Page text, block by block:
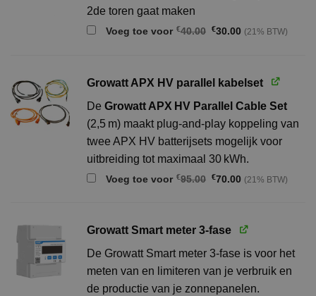
2de toren gaat maken
Voeg toe voor €40.00 Oorspronkelijke
€30.00Huidige
prijs
(21% BTW)
Growatt APX HV parallel kabelset
De Growatt APX HV Parallel Cable Set
(2,5 m) maakt plug‑and‑play koppeling van
twee APX HV batterijsets mogelijk voor
uitbreiding tot maximaal 30 kWh.
Voeg toe voor €95.00 Oorspronkelijke
€70.00Huidige
prijs
(21% BTW)
Growatt Smart meter 3-fase
De Growatt Smart meter 3-fase is voor het
meten van en limiteren van je verbruik en
de productie van je zonnepanelen.